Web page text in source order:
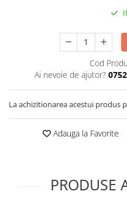
Carcasa Cheie Skoda
Carcasa Cheie Toyota
Carcasa Cheie Volkswagen
Cotiere Auto
Huse Volan cu Ac si Ata
Huse Volan Piele Naturala
Cod
Ai nevoie de ajutor?
La achizitionarea acestui produs
Adauga la Favorite
PRODUSE